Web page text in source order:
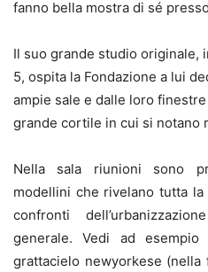
fanno bella mostra di sé
Il suo grande studio originale,
5, ospita la Fondazione a lui
ampie sale e dalle loro
grande cortile in cui si notano
Nella sala riunioni sono
modellini che rivelano tutta
confronti
generale. Vedi ad
grattacielo newyorkese